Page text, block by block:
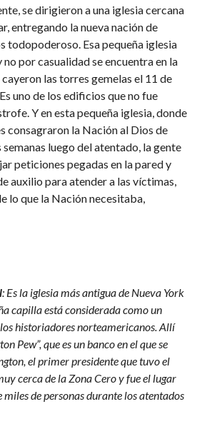
se dirigieron a una iglesia cercana
entregando la nueva nación de
todopoderoso. Esa pequeña iglesia
por casualidad se encuentra en la
las torres gemelas el 11 de
uno de los edificios que no fue
Y en esta pequeña iglesia, donde
consagraron la Nación al Dios de
luego del atentado, la gente
peticiones pegadas en la pared y
auxilio para atender a las víctimas,
lo que la Nación necesitaba,
: Es la iglesia más antigua de Nueva York
capilla está considerada como un
historiadores norteamericanos. Allí
Pew”, que es un banco en el que se
el primer presidente que tuvo el
cerca de la Zona Cero y fue el lugar
de personas durante los atentados